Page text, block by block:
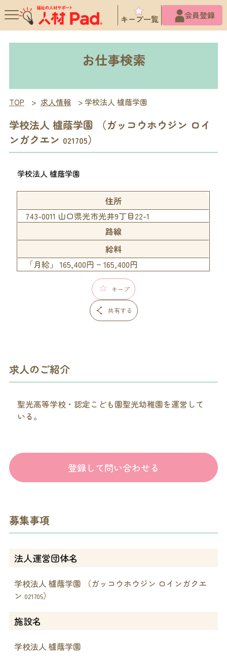
キープ一覧
会員登録
お仕事検索
TOP > 求人情報 > 学校法人 櫨蔭学園
学校法人 櫨蔭学園 （ガッコウホウジン ロイ
ンガクエン 021705）
学校法人 櫨蔭学園
住所
743-0011 山口県光市光井9丁目22-1
路線
給料
「月給」 165,400円 ~ 165,400円
キープ
共有する
求人のご紹介
聖光高等学校・認定こども園聖光幼稚園を運営して
いる。
登録して問い合わせる
募集事項
法人運営団体名
学校法人 櫨蔭学園 （ガッコウホウジン ロインガクエ
ン 021705）
施設名
学校法人 櫨蔭学園